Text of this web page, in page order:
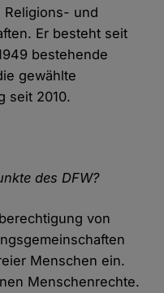
Religions- und
Er besteht seit
bestehende
gewählte
seit 2010.
des DFW?
von
Menschen ein.
Menschenrechte.